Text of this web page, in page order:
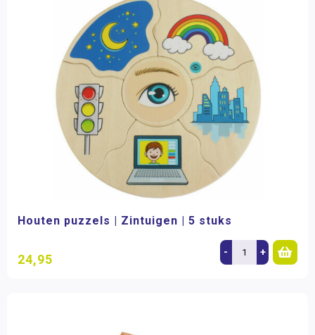
Houten puzzels | Zintuigen | 5 stuks
24,95 - +